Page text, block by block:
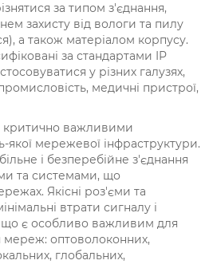
за типом з'єднання,
захисту від вологи та пилу
а також матеріалом корпусу.
за стандартами IP
у різних галузях,
медичні пристрої,
критично важливими
мережевої інфраструктури.
і безперебійне з'єднання
та системами, що
Якісні роз'єми та
втрати сигналу і
що є особливо важливим для
мереж: оптоволоконних,
глобальних,